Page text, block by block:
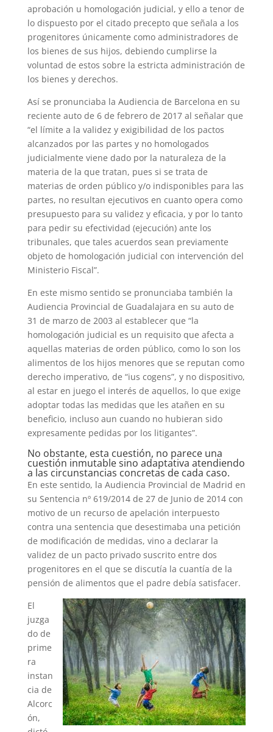
aprobación u homologación judicial, y ello a tenor de
lo dispuesto por el citado precepto que señala a los
progenitores únicamente como administradores de
los bienes de sus hijos, debiendo cumplirse la
voluntad de estos sobre la estricta administración de
los bienes y derechos.
Así se pronunciaba la Audiencia de Barcelona en su
reciente auto de 6 de febrero de 2017 al señalar que
“el límite a la validez y exigibilidad de los pactos
alcanzados por las partes y no homologados
judicialmente viene dado por la naturaleza de la
materia de la que tratan, pues si se trata de
materias de orden público y/o indisponibles para las
partes, no resultan ejecutivos en cuanto opera como
presupuesto para su validez y eficacia, y por lo tanto
para pedir su efectividad (ejecución) ante los
tribunales, que tales acuerdos sean previamente
objeto de homologación judicial con intervención del
Ministerio Fiscal”.
En este mismo sentido se pronunciaba también la
Audiencia Provincial de Guadalajara en su auto de
31 de marzo de 2003 al establecer que “la
homologación judicial es un requisito que afecta a
aquellas materias de orden público, como lo son los
alimentos de los hijos menores que se reputan como
derecho imperativo, de “ius cogens”, y no dispositivo,
al estar en juego el interés de aquellos, lo que exige
adoptar todas las medidas que les atañen en su
beneficio, incluso aun cuando no hubieran sido
expresamente pedidas por los litigantes”.
No obstante, esta cuestión, no parece una
cuestión inmutable sino adaptativa atendiendo
a las circunstancias concretas de cada caso.
En este sentido, la Audiencia Provincial de Madrid en
su Sentencia nº 619/2014 de 27 de Junio de 2014 con
motivo de un recurso de apelación interpuesto
contra una sentencia que desestimaba una petición
de modificación de medidas, vino a declarar la
validez de un pacto privado suscrito entre dos
progenitores en el que se discutía la cuantía de la
pensión de alimentos que el padre debía satisfacer.
El
juzga
do de
prime
ra
instan
cia de
Alcorc
ón,